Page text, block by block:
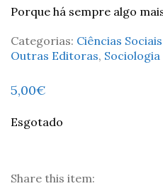
Porque há sempre algo
Categorias: Ciências
Outras Editoras, Sociologia
5,00€
Esgotado
Share this item: